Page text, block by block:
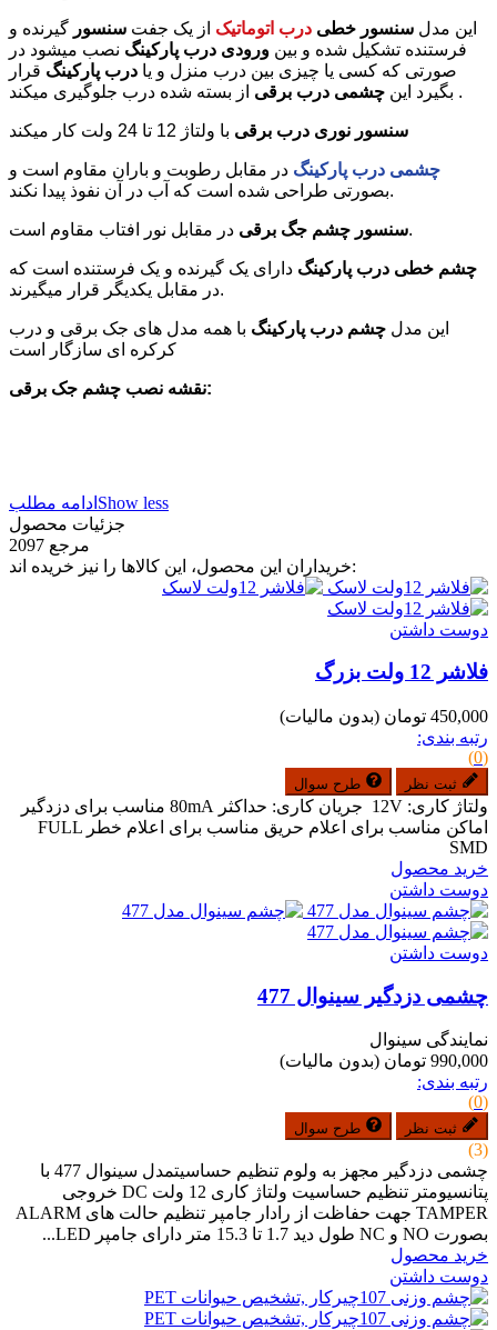
این مدل سنسور خطی درب اتوماتیک از یک جفت سنسور گیرنده و
فرستنده تشکیل شده و بین ورودی درب پارکینگ نصب میشود در
صورتی که کسی یا چیزی بین درب منزل و یا درب پارکینگ قرار
بگیرد این چشمی درب برقی از بسته شده درب جلوگیری میکند .
سنسور نوری درب برقی با ولتاژ 12 تا 24 ولت کار میکند
چشمی درب پارکینگ در مقابل رطوبت و باران مقاوم است و
بصورتی طراحی شده است که آب در آن نفوذ پیدا نکند.
سنسور چشم جگ برقیدر مقابل نور افتاب مقاوم است.
چشم خطی درب پارکینگ دارای یک گیرنده و یک فرستنده است که
در مقابل یکدیگر قرار میگیرند.
این مدل چشم درب پارکینگ با همه مدل های جک برقی و درب
کرکره ای سازگار است
نقشه نصب چشم جک برقی:
ادامه مطلب Show less
جزئیات محصول
مرجع 2097
خریداران این محصول، این کالاها را نیز خریده اند:
دوست داشتن
فلاشر 12 ولت بزرگ
450,000 تومان
(بدون مالیات)
رتبه بندی:
(0)
ثبت نظر طرح سوال
ولتاژ کاری: 12V جریان کاری: حداکثر 80mA مناسب برای دزدگیر
اماکن مناسب برای اعلام حریق مناسب برای اعلام خطر FULL
SMD
خرید محصول
دوست داشتن
دوست داشتن
چشمی دزدگیر سینوال 477
نمایندگی سینوال
990,000 تومان
(بدون مالیات)
رتبه بندی:
(0)
ثبت نظر طرح سوال
(3)
چشمی دزدگیر مجهز به ولوم تنظیم حساسیتمدل سینوال 477 با
پتانسیومتر تنظیم حساسیت ولتاژ کاری 12 ولت DC خروجی
TAMPER جهت حفاظت از رادار جامپر تنظیم حالت های ALARM
بصورت NO و NC طول دید 1.7 تا 15.3 متر دارای جامپر LED...
خرید محصول
دوست داشتن